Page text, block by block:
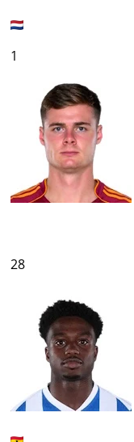
1
28